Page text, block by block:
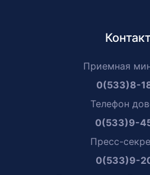
Приемная
0(533)8-
Телефон
0(533)9-
Пресс-
0(533)9-